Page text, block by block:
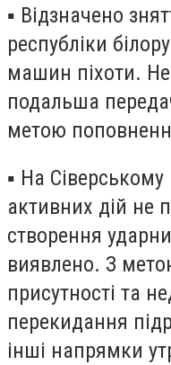
▪️ Відзначено
республіки
машин піхоти.
подальша
метою
▪️ На
активних дій не
створення
виявлено. З
присутності та
перекидання
інші напрямки